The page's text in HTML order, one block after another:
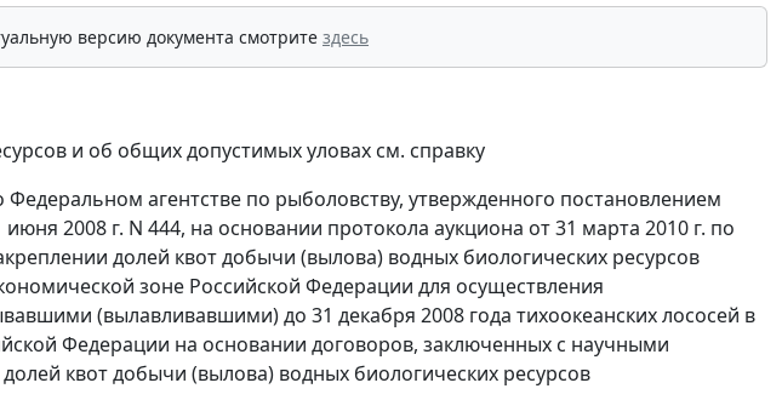
версию документа смотрите здесь
и об общих допустимых уловах см. справку
агентстве по рыболовству, утвержденного постановлением
2008 г. N 444, на основании протокола аукциона от 31 марта 2010 г. по
долей квот добычи (вылова) водных биологических ресурсов
зоне Российской Федерации для осуществления
(вылавливавшими) до 31 декабря 2008 года тихоокеанских лососей в
Федерации на основании договоров, заключенных с научными
квот добычи (вылова) водных биологических ресурсов